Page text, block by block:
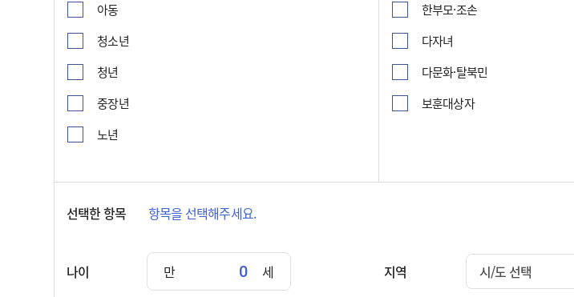
아동
청소년
청년
중장년
노년
한부모·조손
다자녀
다문화·탈북민
보훈대상자
선택한 항목 항목을 선택해주세요.
나이 만 세 지역 시/도 선택